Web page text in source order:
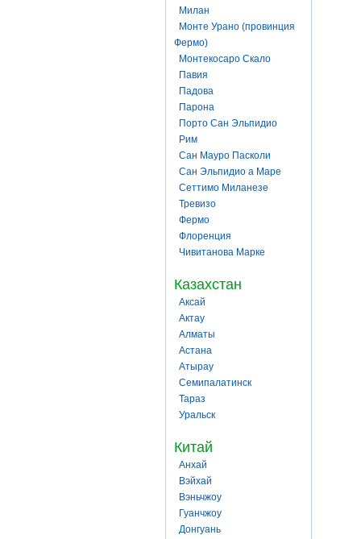
Милан
Монте Урано (провинция
Фермо)
Монтекосаро Скало
Павия
Падова
Парона
Порто Сан Эльпидио
Рим
Сан Мауро Пасколи
Сан Эльпидио а Маре
Сеттимо Миланезе
Тревизо
Фермо
Флоренция
Чивитанова Марке
Казахстан
Аксай
Актау
Алматы
Астана
Атырау
Семипалатинск
Тараз
Уральск
Китай
Анхай
Вэйхай
Вэньчжоу
Гуанчжоу
Донгуань